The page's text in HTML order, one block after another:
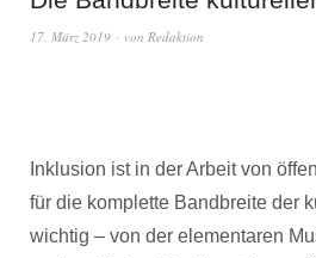
17. März 2019 von Redaktion
Inklusion ist in der Arbeit von
für die komplette Bandbreite der
wichtig – von der elementaren